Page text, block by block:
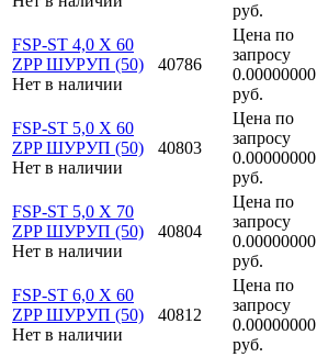
руб.
FSP-ST 4,0 X 60
ZPP ШУРУП (50)
Нет в наличии
40786
Цена по
запросу
0.00000000
руб.
FSP-ST 5,0 X 60
ZPP ШУРУП (50)
Нет в наличии
40803
Цена по
запросу
0.00000000
руб.
FSP-ST 5,0 X 70
ZPP ШУРУП (50)
Нет в наличии
40804
Цена по
запросу
0.00000000
руб.
FSP-ST 6,0 X 60
ZPP ШУРУП (50)
Нет в наличии
40812
Цена по
запросу
0.00000000
руб.